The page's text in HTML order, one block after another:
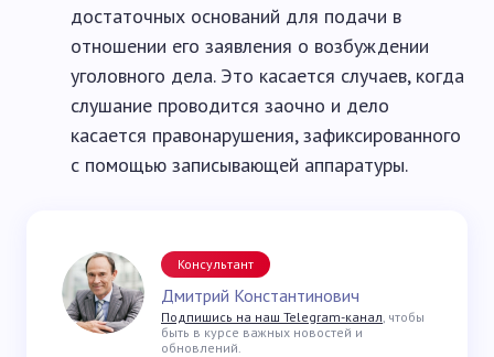
достаточных оснований для подачи в
отношении его заявления о возбуждении
уголовного дела. Это касается случаев, когда
слушание проводится заочно и дело
касается правонарушения, зафиксированного
с помощью записывающей аппаратуры.
Консультант
Дмитрий Константинович
Подпишись на наш Telegram-канал, чтобы
быть в курсе важных новостей и
обновлений.